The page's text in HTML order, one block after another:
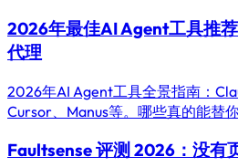
2026年最佳AI Agent工具推
代理
2026年AI Agent工具全景指南：
Cursor、Manus等。哪些真的能替
Faultsense 评测 2026：没有